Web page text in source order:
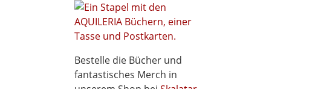
Bestelle die Bücher und
fantastisches Merch in